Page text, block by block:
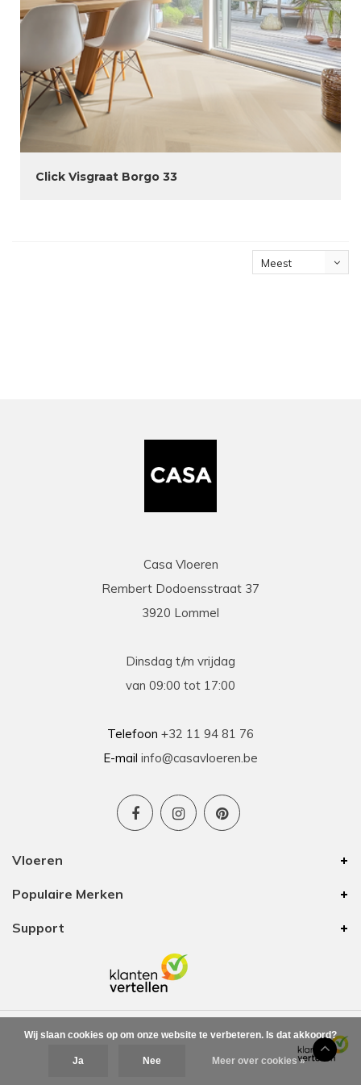
Click Visgraat Borgo 33
Meest
Casa Vloeren
Rembert Dodoensstraat 37
3920 Lommel
Dinsdag t/m vrijdag
van 09:00 tot 17:00
Telefoon +32 11 94 81 76
E-mail info@casavloeren.be
Vloeren
Populaire Merken
Support
Wij slaan cookies op om onze website te verbeteren. Is dat akkoord?
Ja Nee Meer over cookies »